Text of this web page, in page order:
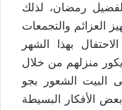
رمضان، لذلك
العزائم والتجمعات
بهذا الشهر
ديكور منزلهم من خلال
البيت الشعور بجو
الأفكار البسيطة